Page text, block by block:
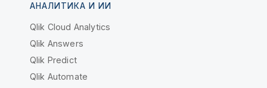
АНАЛИТИКА И ИИ
Qlik Cloud Analytics
Qlik Answers
Qlik Predict
Qlik Automate